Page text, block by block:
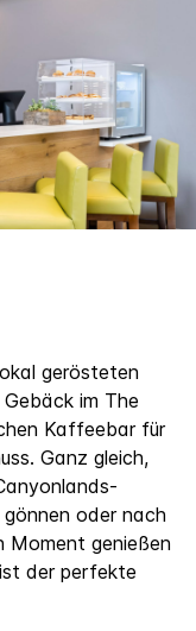
gerösteten
im The
Kaffeebar für
Ganz gleich,
oder nach
Moment genießen
der perfekte